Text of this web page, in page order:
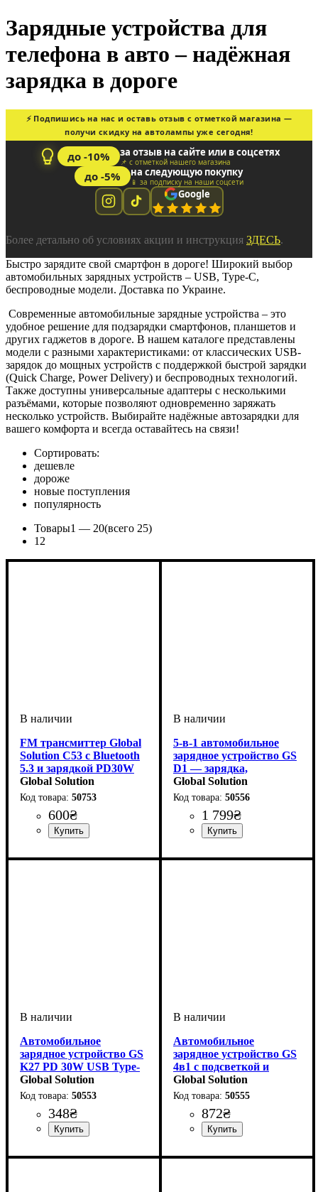
Зарядные устройства для
телефона в авто – надёжная
зарядка в дороге
⚡ Подпишись на нас и оставь отзыв с отметкой магазина —
получи скидку на автолампы уже сегодня!
до -10% за отзыв на сайте или в соцсетях
📌 с отметкой нашего магазина
до -5% на следующую покупку
📱 за подписку на наши соцсети
Google
Более детально об условиях акции и инструкция ЗДЕСЬ.
Быстро зарядите свой смартфон в дороге! Широкий выбор
автомобильных зарядных устройств – USB, Type-C,
беспроводные модели. Доставка по Украине.
Современные автомобильные зарядные устройства – это
удобное решение для подзарядки смартфонов, планшетов и
других гаджетов в дороге. В нашем каталоге представлены
модели с разными характеристиками: от классических USB-
зарядок до мощных устройств с поддержкой быстрой зарядки
(Quick Charge, Power Delivery) и беспроводных технологий.
Также доступны универсальные адаптеры с несколькими
разъёмами, которые позволяют одновременно заряжать
несколько устройств. Выбирайте надёжные автозарядки для
вашего комфорта и всегда оставайтесь на связи!
Сортировать:
дешевле
дороже
новые поступления
популярность
Товары1 — 20(всего 25)
1 2
FM трансмиттер Global
Solution C53 с Bluetooth
5.3 и зарядкой PD30W
Global Solution
50753
600₴
5-в-1 автомобильное
зарядное устройство GS
D1 — зарядка,
диффузор, звездное небо,
ароматизатор
Global Solution
50556
1 799₴
Автомобильное
зарядное устройство GS
K27 PD 30W USB Type-
C с вольтметром
Global Solution
50553
348₴
Автомобильное
зарядное устройство GS
4в1 с подсветкой и
звездным небом
Global Solution
50555
872₴